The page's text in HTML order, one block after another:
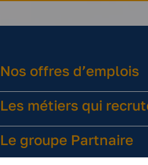
Nos offres d’emplois
Les métiers qui
Le groupe Partnaire